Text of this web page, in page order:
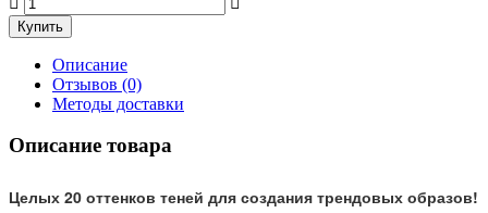
Описание
Отзывов (0)
Методы доставки
Описание товара
Целых 20 оттенков теней для создания трендовых образов!